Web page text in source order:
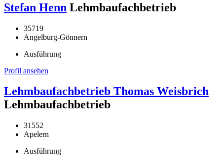
Stefan Henn Lehmbaufachbetrieb
35719
Angelburg-Gönnern
Ausführung
Profil ansehen
Lehmbaufachbetrieb Thomas Weisbrich
Lehmbaufachbetrieb
31552
Apelern
Ausführung